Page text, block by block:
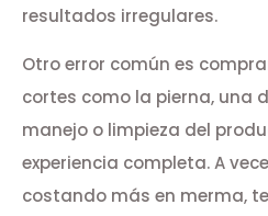
resultados irregulares.
Otro error común es
cortes como la pierna, una
manejo o limpieza del
experiencia completa. A
costando más en merma,